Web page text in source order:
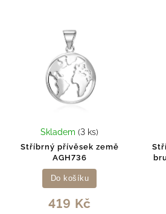
Stříbrný přívěsek země
AGH736
Skladem(3 ks)
419 Kč
Do košíku